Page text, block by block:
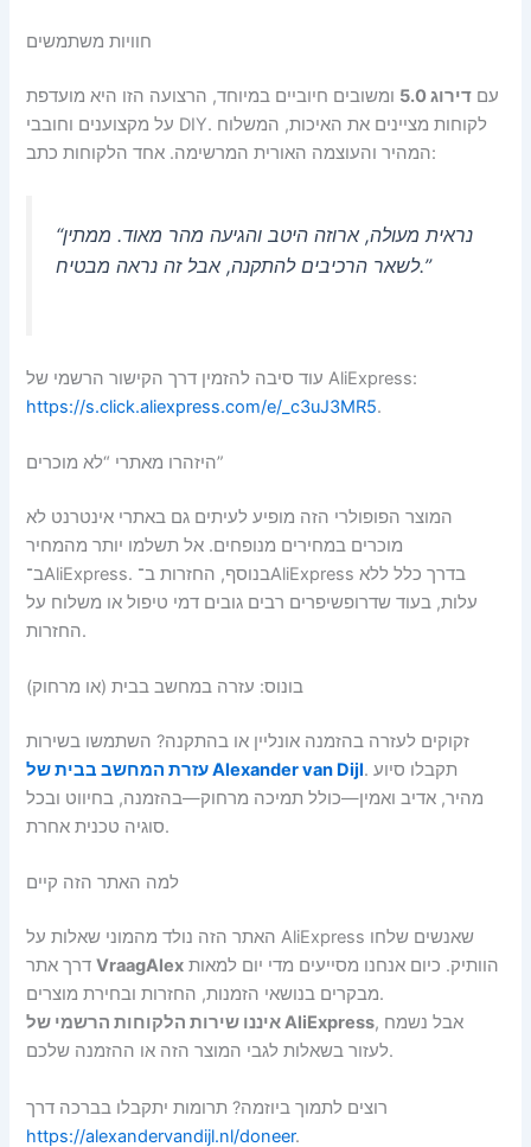
חוויות משתמשים
עם דירוג 5.0
ומשובים חיוביים במיוחד, הרצועה הזו היא מועדפת
על מקצוענים וחובבי DIY. לקוחות מציינים את האיכות, המשלוח
המהיר והעוצמה האורית המרשימה. אחד הלקוחות כתב:
“נראית מעולה, ארוזה היטב והגיעה מהר מאוד. ממתין
לשאר הרכיבים להתקנה, אבל זה נראה מבטיח.”
עוד סיבה להזמין דרך הקישור הרשמי של AliExpress:
https://s.click.aliexpress.com/e/_c3uJ3MR5.
היזהרו מאתרי “לא מוכרים”
המוצר הפופולרי הזה מופיע לעיתים גם באתרי אינטרנט לא
מוכרים במחירים מנופחים. אל תשלמו יותר מהמחיר
ב־AliExpress. בנוסף, החזרות ב־AliExpress בדרך כלל ללא
עלות, בעוד שדרופשיפרים רבים גובים דמי טיפול או משלוח על
החזרות.
בונוס: עזרה במחשב בבית (או מרחוק)
זקוקים לעזרה בהזמנה אונליין או בהתקנה? השתמשו בשירות
עזרת המחשב בבית של Alexander van Dijl. תקבלו סיוע
מהיר, אדיב ואמין—כולל תמיכה מרחוק—בהזמנה, בחיווט ובכל
סוגיה טכנית אחרת.
למה האתר הזה קיים
האתר הזה נולד מהמוני שאלות על AliExpress שאנשים שלחו
דרך אתרVraagAlex הוותיק. כיום אנחנו מסייעים מדי יום למאות
מבקרים בנושאי הזמנות, החזרות ובחירת מוצרים.
איננו שירות הלקוחות הרשמי של AliExpress, אבל נשמח
לעזור בשאלות לגבי המוצר הזה או ההזמנה שלכם.
רוצים לתמוך ביוזמה? תרומות יתקבלו בברכה דרך
https://alexandervandijl.nl/doneer.